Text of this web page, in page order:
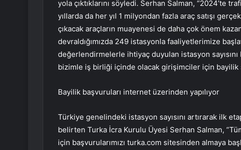
yola çıktıklarını söyledi. Serhan Salman, “2024’te
yıllarda da her yıl 1 milyondan fazla araç satışı
çıkacak araçların muayenesi de daha çok önem
devraldığımızda 249 istasyonla faaliyetlerimize
değerlendirmelerle ihtiyaç duyulan istasyon sayısını
bizimle iş birliği içinde olacak girişimciler için
Bayilik başvuruları internet üzerinden yapılıyor
Türkiye genelindeki istasyon sayısını artırarak ilk
belirten Turka İcra Kurulu Üyesi Serhan Salman,
için başvurularımızı turka.com sitesinden almaya